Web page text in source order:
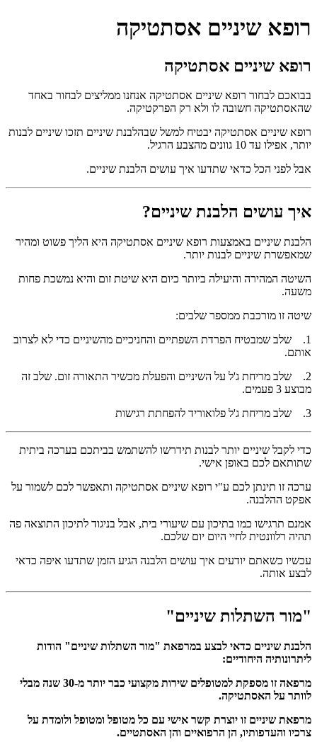
רופא שיניים אסתטיקה
רופא שיניים אסתטיקה
בבואכם לבחור רופא שיניים אסתטיקה אנחנו ממליצים לבחור באחד
שהאסתטיקה חשובה לו ולא רק הפרקטיקה.
רופא שיניים אסתטיקה יבטיח למשל שבהלבנת שיניים תזכו שיניים לבנות
יותר, אפילו עד 10 גוונים מהצבע הרגיל.
אבל לפני הכל כדאי שתדעו איך עושים הלבנת שיניים.
איך עושים הלבנת שיניים?
הלבנת שיניים באמצעות רופא שיניים אסתטיקה היא הליך פשוט ומהיר
שמאפשרת שיניים לבנות יותר.
השיטה המהירה והיעילה ביותר כיום היא שיטת זום והיא נמשכת פחות
משעה.
שיטה זו מורכבת ממספר שלבים:
1. שלב שמבטיח הפרדת השפתיים והחניכיים מהשיניים כדי לא לצרוב
אותם.
2. שלב מריחת ג'ל על השיניים והפעלת מכשיר התאורה זום. שלב זה
מבוצע 3 פעמים.
3. שלב מריחת ג'ל פלואוריד להפחתת רגישות
כדי לקבל שיניים יותר לבנות תידרשו להשתמש בביתכם בערכה ביתית
שתותאם לכם באופן אישי.
ערכה זו תינתן לכם ע"י רופא שיניים אסתטיקה ותאפשר לכם לשמור על
אפקט ההלבנה.
אמנם תרגישו כמו בתיכון עם שיעורי בית, אבל בניגוד לתיכון התוצאה פה
תהיה רלוונטית לחיי היום יום שלכם.
עכשיו כשאתם יודעים איך עושים הלבנה הגיע הזמן שתדעו איפה כדאי
לבצע אותה.
"מור השתלות שיניים"
הלבנת שיניים כדאי לבצע במרפאת "מור השתלות שיניים" הודות
ליתרונותיה היחודיים:
מרפאה זו מספקת למטופלים שירות מקצועי כבר יותר מ-30 שנה מבלי
לוותר על האסתטיקה.
מרפאת שיניים זו יוצרת קשר אישי עם כל מטופל ומטופל ולומדת על
צרכיו והעדפותיו, הן הרפואיים והן האסתטיים.